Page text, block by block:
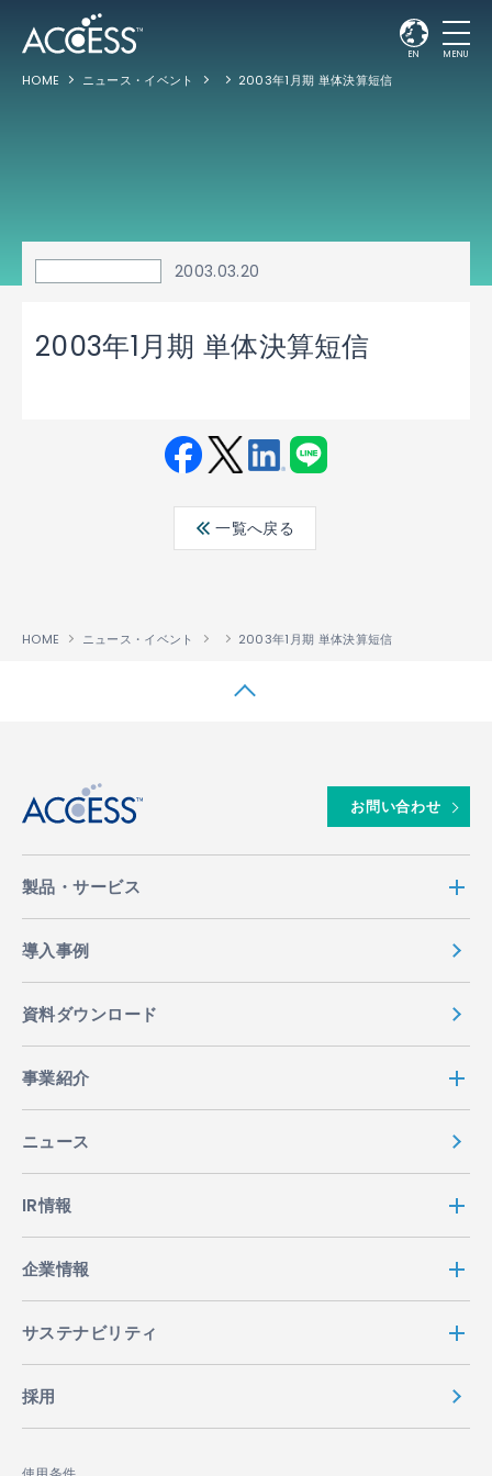
EN MENU
HOME ニュース・イベント 2003年1月期 単体決算短信
2003.03.20
2003年1月期 単体決算短信
ebo ter
edin
一覧へ戻る
HOME ニュース・イベント 2003年1月期 単体決算短信
お問い合わせ
製品・サービス
導入事例
資料ダウンロード
事業紹介
ニュース
IR情報
企業情報
サステナビリティ
採用